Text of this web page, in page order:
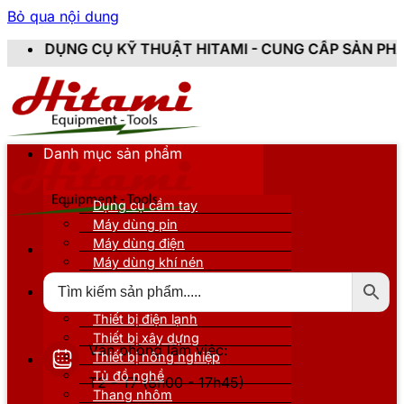
Bỏ qua nội dung
THUẬT HITAMI - CUNG CẤP SẢN PHẨM CHÍNH
Văn phòng làm việc:
T2 - T7 (8h00 - 17h45)
Danh mục sản phẩm
Dụng cụ cầm tay
Máy dùng pin
Máy dùng điện
Máy dùng khí nén
Thiết bị nâng đỡ
Thiết bị điện lạnh
Thiết bị xây dựng
Thiết bị nông nghiệp
Tủ đồ nghề
Thang nhôm